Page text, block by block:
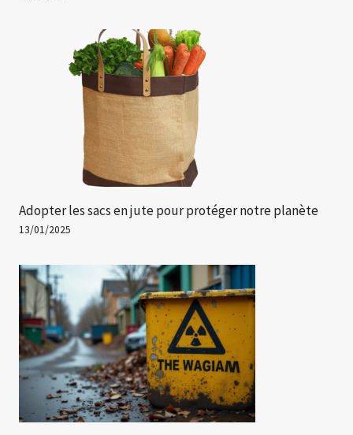
Adopter les sacs en jute pour protéger notre planète
13/01/2025